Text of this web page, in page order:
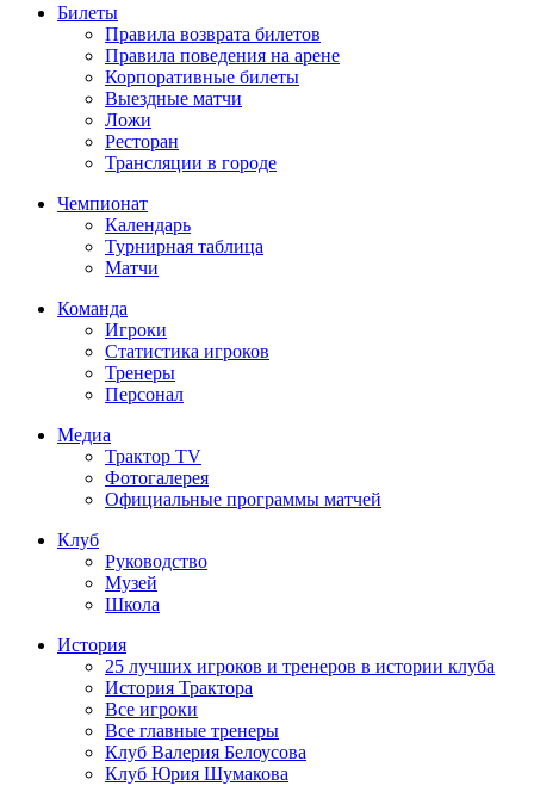
Билеты
Правила возврата билетов
Правила поведения на арене
Корпоративные билеты
Выездные матчи
Ложи
Ресторан
Трансляции в городе
Чемпионат
Календарь
Турнирная таблица
Матчи
Команда
Игроки
Статистика игроков
Тренеры
Персонал
Медиа
Трактор TV
Фотогалерея
Официальные программы матчей
Клуб
Руководство
Музей
Школа
История
25 лучших игроков и тренеров в истории клуба
История Трактора
Все игроки
Все главные тренеры
Клуб Валерия Белоусова
Клуб Юрия Шумакова